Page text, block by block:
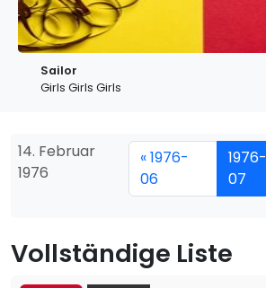
Sailor
Girls Girls Girls
14. Februar
1976
« 1976-
06
1976-
07
Vollständige Liste